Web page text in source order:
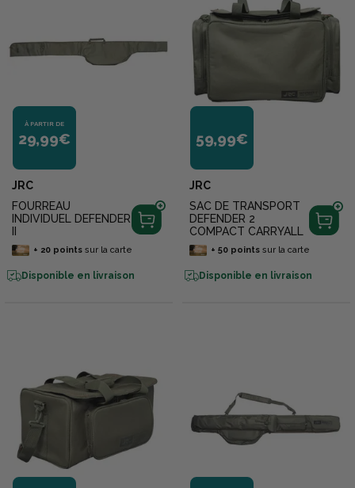
À PARTIR DE
29,99€
JRC
FOURREAU
INDIVIDUEL DEFENDER
+ 20pointssur la carte
Disponible en livraison
59,99€
JRC
SAC DE TRANSPORT
DEFENDER 2
COMPACT CARRYALL
+ 50pointssur la carte
Disponible en livraison